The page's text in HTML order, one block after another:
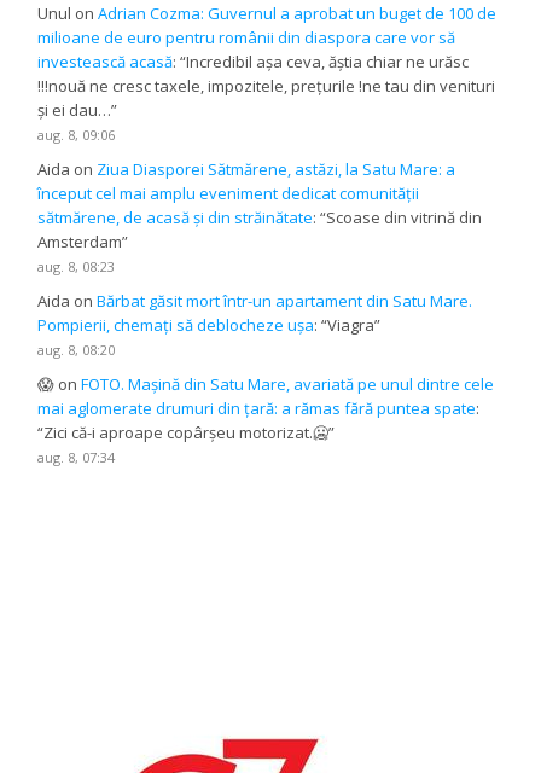
Unul onAdrian Cozma: Guvernul a aprobat un buget de 100 de
milioane de euro pentru românii din diaspora care vor să
investească acasă: “Incredibil așa ceva, ăștia chiar ne urăsc
!!!nouă ne cresc taxele, impozitele, prețurile !ne tau din venituri
și ei dau…”
aug. 8, 09:06
Aida on Ziua Diasporei Sătmărene, astăzi, la Satu Mare: a
început cel mai amplu eveniment dedicat comunității
sătmărene, de acasă și din străinătate: “Scoase din vitrină din
Amsterdam”
aug. 8, 08:23
Aida onBărbat găsit mort într-un apartament din Satu Mare.
Pompierii, chemați să deblocheze ușa: “Viagra”
aug. 8, 08:20
😱 onFOTO. Mașină din Satu Mare, avariată pe unul dintre cele
mai aglomerate drumuri din țară: a rămas fără puntea spate:
“Zici că-i aproape copârșeu motorizat.🥶”
aug. 8, 07:34